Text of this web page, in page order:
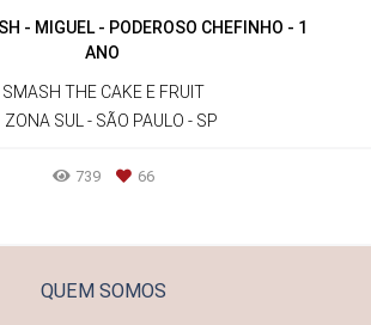
- MIGUEL - PODEROSO CHEFINHO - 1
ANO
SMASH THE CAKE E FRUIT
ZONA SUL - SÃO PAULO - SP
739 66
QUEM SOMOS